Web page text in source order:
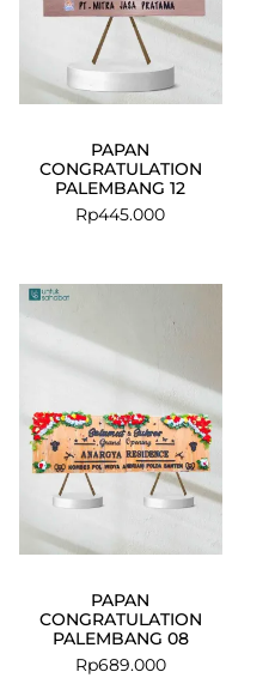
PAPAN
CONGRATULATION
PALEMBANG 12
Rp445.000
PAPAN
CONGRATULATION
PALEMBANG 08
Rp689.000